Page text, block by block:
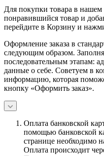
Для покупки товара в нашем
понравившийся товар и
перейдите в Корзину и
Оформление заказа в
следующим образом.
последовательным этапам:
данные о себе. Советуем в
информацию, которая
кнопку «Оформить заказ».
Оплата банковской
помощью банковской
странице необходимо
Оплата происходит